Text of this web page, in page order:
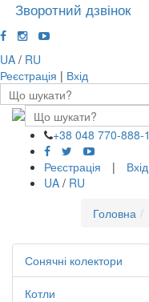
Зворотний дзвінок
UA / RU
Реєстрація | Вхід
+38 048 770-888-1
Реєстрація
|
Вхід
UA / RU
Головна
Сонячні колектори
Котли